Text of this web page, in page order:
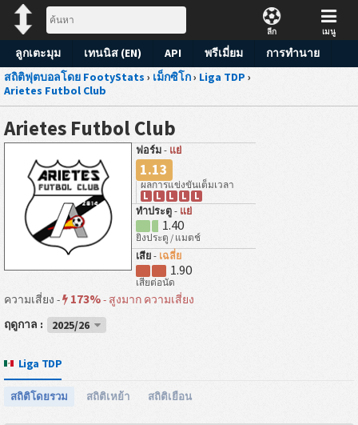
ลีก เมนู
ลูกเตะมุม เทนนิส (EN) API พรีเมี่ยม
การทำนาย
สถิติฟุตบอลโดย FootyStats › เม็กซิโก› Liga TDP ›
Arietes Futbol Club
Arietes Futbol Club
ฟอร์ม - แย่
1.13
ผลการแข่งขันเต็มเวลา
L
L L L
L
ทำประตู - แย่
1.40
ยิงประตู / แมตช์
เสีย - เฉลี่ย
1.90
เสียต่อนัด
ความเสี่ยง - 173%- สูงมาก ความเสี่ยง
ฤดูกาล :
2025/26
Liga TDP
สถิติโดยรวม สถิติเหย้า สถิติเยือน